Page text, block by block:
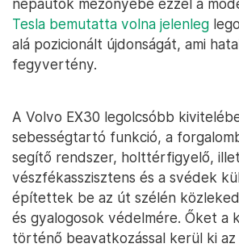
népautók mezőnyébe ezzel a
Tesla bemutatta volna jelenleg
alá pozicionált újdonságát, ami
fegyvertény.
A Volvo EX30 legolcsóbb
sebességtartó funkció, a
segítő rendszer, holttérfigyelő,
vészfékasszisztens és a svédek
építettek be az út szélén
és gyalogosok védelmére. Őket a
történő beavatkozással kerül ki az